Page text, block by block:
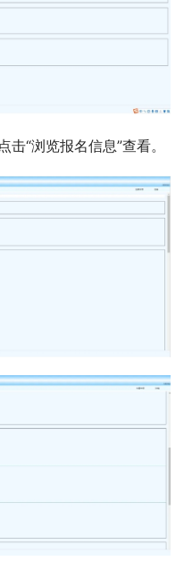
“浏览报名信息”查看。